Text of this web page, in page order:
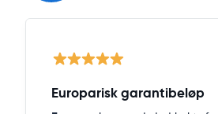
Europarisk garantibeløp